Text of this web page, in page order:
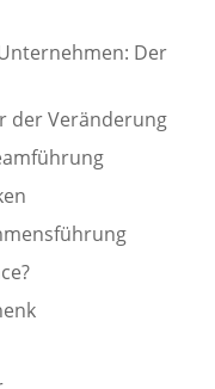
Der
der Veränderung